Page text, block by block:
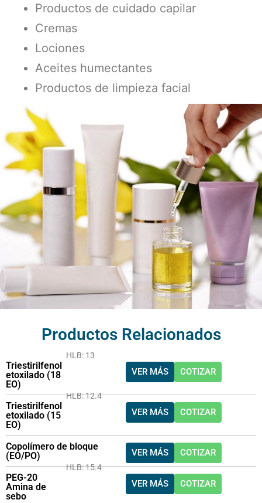
Productos de cuidado capilar
Cremas
Lociones
Aceites humectantes
Productos de limpieza facial
Productos Relacionados
Triestirilfenol
etoxilado (18
EO)
HLB: 13
VER MÁS COTIZAR
Triestirilfenol
etoxilado (15
EO)
HLB: 12.4
VER MÁS COTIZAR
Copolímero de bloque
(EO/PO)
VER MÁS COTIZAR
PEG-20
Amina de
sebo
HLB: 15.4
VER MÁS COTIZAR